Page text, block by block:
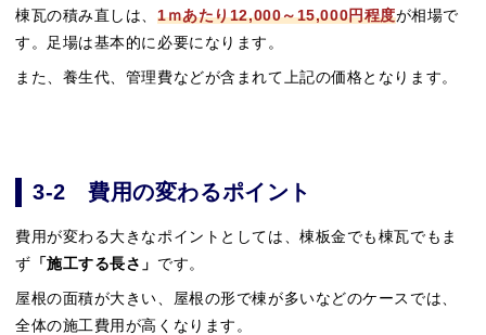
棟瓦の積み直しは、1ｍあたり12,000～15,000円程度が相場で
す。足場は基本的に必要になります。
また、養生代、管理費などが含まれて上記の価格となります。
3-2 費用の変わるポイント
費用が変わる大きなポイントとしては、棟板金でも棟瓦でもま
ず 「施工する長さ」 です。
屋根の面積が大きい、屋根の形で棟が多いなどのケースでは、
全体の施工費用が高くなります。